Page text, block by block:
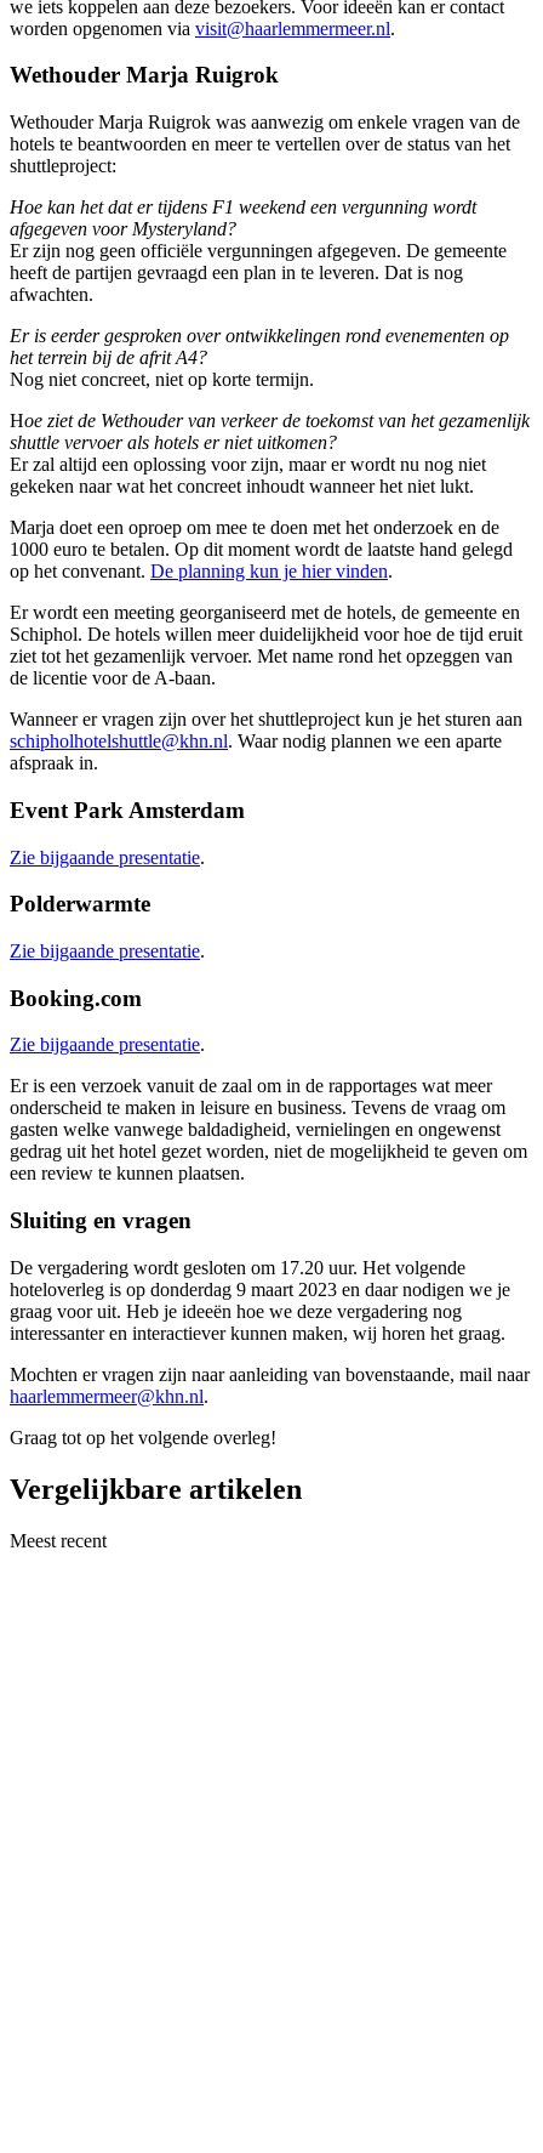
we iets koppelen aan deze bezoekers. Voor ideeën kan er contact
worden opgenomen via visit@haarlemmermeer.nl.
Wethouder Marja Ruigrok
Wethouder Marja Ruigrok was aanwezig om enkele vragen van de
hotels te beantwoorden en meer te vertellen over de status van het
shuttleproject:
Hoe kan het dat er tijdens F1 weekend een vergunning wordt
afgegeven voor Mysteryland?
Er zijn nog geen officiële vergunningen afgegeven. De gemeente
heeft de partijen gevraagd een plan in te leveren. Dat is nog
afwachten.
Er is eerder gesproken over ontwikkelingen rond evenementen op
het terrein bij de afrit A4?
Nog niet concreet, niet op korte termijn.
Hoe ziet de Wethouder van verkeer de toekomst van het gezamenlijk
shuttle vervoer als hotels er niet uitkomen?
Er zal altijd een oplossing voor zijn, maar er wordt nu nog niet
gekeken naar wat het concreet inhoudt wanneer het niet lukt.
Marja doet een oproep om mee te doen met het onderzoek en de
1000 euro te betalen. Op dit moment wordt de laatste hand gelegd
op het convenant. De planning kun je hier vinden.
Er wordt een meeting georganiseerd met de hotels, de gemeente en
Schiphol. De hotels willen meer duidelijkheid voor hoe de tijd eruit
ziet tot het gezamenlijk vervoer. Met name rond het opzeggen van
de licentie voor de A-baan.
Wanneer er vragen zijn over het shuttleproject kun je het sturen aan
schipholhotelshuttle@khn.nl. Waar nodig plannen we een aparte
afspraak in.
Event Park Amsterdam
Zie bijgaande presentatie.
Polderwarmte
Zie bijgaande presentatie.
Booking.com
Zie bijgaande presentatie.
Er is een verzoek vanuit de zaal om in de rapportages wat meer
onderscheid te maken in leisure en business. Tevens de vraag om
gasten welke vanwege baldadigheid, vernielingen en ongewenst
gedrag uit het hotel gezet worden, niet de mogelijkheid te geven om
een review te kunnen plaatsen.
Sluiting en vragen
De vergadering wordt gesloten om 17.20 uur. Het volgende
hoteloverleg is op donderdag 9 maart 2023 en daar nodigen we je
graag voor uit. Heb je ideeën hoe we deze vergadering nog
interessanter en interactiever kunnen maken, wij horen het graag.
Mochten er vragen zijn naar aanleiding van bovenstaande, mail naar
haarlemmermeer@khn.nl.
Graag tot op het volgende overleg!
Vergelijkbare artikelen
Meest recent